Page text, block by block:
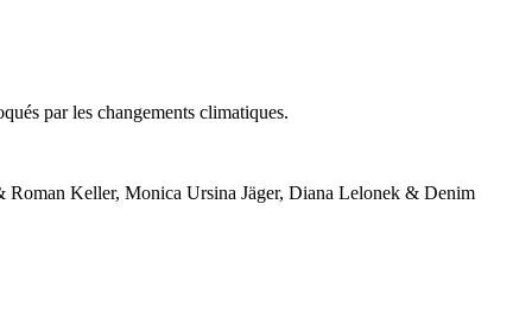
par les changements climatiques.